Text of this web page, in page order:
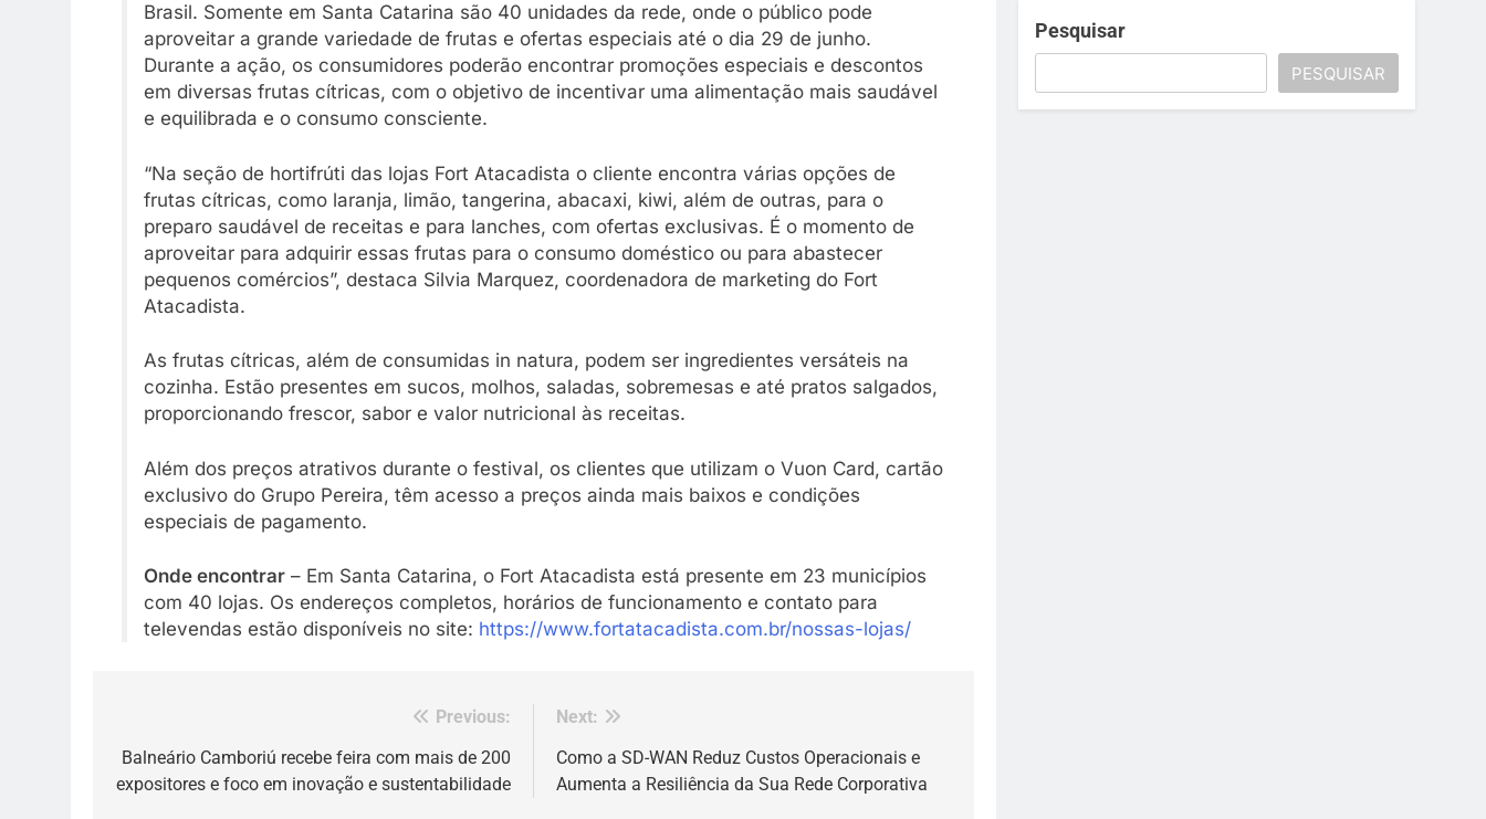
Brasil. Somente em Santa Catarina são 40 unidades da rede, onde o público pode
aproveitar a grande variedade de frutas e ofertas especiais até o dia 29 de junho.
Durante a ação, os consumidores poderão encontrar promoções especiais e descontos
em diversas frutas cítricas, com o objetivo de incentivar uma alimentação mais saudável
e equilibrada e o consumo consciente.
“Na seção de hortifrúti das lojas Fort Atacadista o cliente encontra várias opções de
frutas cítricas, como laranja, limão, tangerina, abacaxi, kiwi, além de outras, para o
preparo saudável de receitas e para lanches, com ofertas exclusivas. É o momento de
aproveitar para adquirir essas frutas para o consumo doméstico ou para abastecer
pequenos comércios”, destaca Silvia Marquez, coordenadora de marketing do Fort
Atacadista.
As frutas cítricas, além de consumidas in natura, podem ser ingredientes versáteis na
cozinha. Estão presentes em sucos, molhos, saladas, sobremesas e até pratos salgados,
proporcionando frescor, sabor e valor nutricional às receitas.
Além dos preços atrativos durante o festival, os clientes que utilizam o Vuon Card, cartão
exclusivo do Grupo Pereira, têm acesso a preços ainda mais baixos e condições
especiais de pagamento.
Onde encontrar– Em Santa Catarina, o Fort Atacadista está presente em 23 municípios
com 40 lojas. Os endereços completos, horários de funcionamento e contato para
televendas estão disponíveis no site: https://www.fortatacadista.com.br/nossas-lojas/
de
Post
Previous:
Balneário Camboriú recebe feira com mais de 200
expositores e foco em inovação e sustentabilidade
Next:
Como a SD-WAN Reduz Custos Operacionais e
Aumenta a Resiliência da Sua Rede Corporativa
Pesquisar
PESQUISAR